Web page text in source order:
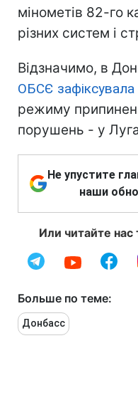
мінометів 82-го
різних систем і
Відзначимо, в
ОБСЄ
режиму
порушень - у
Не упустите
наши
Или читайте нас
Больше по теме:
Донбасс